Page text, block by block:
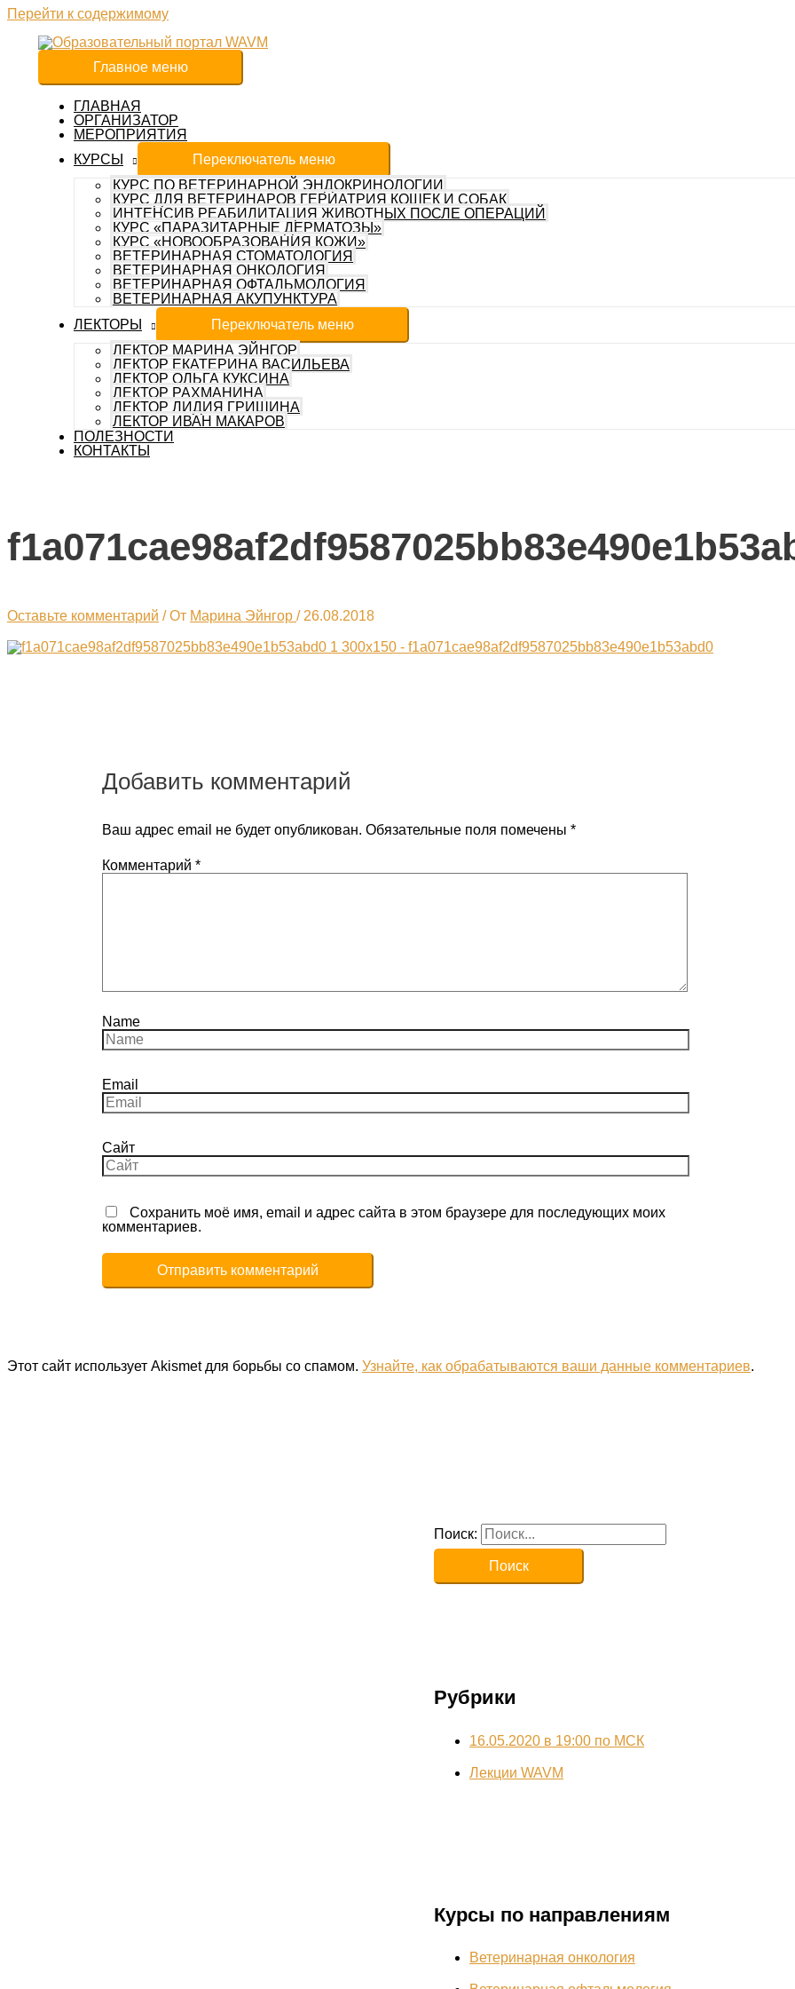
Перейти к содержимому
Главное меню
ГЛАВНАЯ
ОРГАНИЗАТОР
МЕРОПРИЯТИЯ
КУРСЫ
Переключатель меню
КУРС ПО ВЕТЕРИНАРНОЙ ЭНДОКРИНОЛОГИИ
КУРС ДЛЯ ВЕТЕРИНАРОВ ГЕРИАТРИЯ КОШЕК И СОБАК
ИНТЕНСИВ РЕАБИЛИТАЦИЯ ЖИВОТНЫХ ПОСЛЕ ОПЕРАЦИЙ
КУРС «ПАРАЗИТАРНЫЕ ДЕРМАТОЗЫ»
КУРС «НОВООБРАЗОВАНИЯ КОЖИ»
ВЕТЕРИНАРНАЯ СТОМАТОЛОГИЯ
ВЕТЕРИНАРНАЯ ОНКОЛОГИЯ
ВЕТЕРИНАРНАЯ ОФТАЛЬМОЛОГИЯ
ВЕТЕРИНАРНАЯ АКУПУНКТУРА
ЛЕКТОРЫ
Переключатель меню
ЛЕКТОР МАРИНА ЭЙНГОР
ЛЕКТОР ЕКАТЕРИНА ВАСИЛЬЕВА
ЛЕКТОР ОЛЬГА КУКСИНА
ЛЕКТОР РАХМАНИНА
ЛЕКТОР ЛИДИЯ ГРИШИНА
ЛЕКТОР ИВАН МАКАРОВ
ПОЛЕЗНОСТИ
КОНТАКТЫ
Оставьте комментарий / От Марина Эйнгор / 26.08.2018
Добавить комментарий
Ваш адрес email не будет опубликован. Обязательные поля помечены *
Комментарий *
Name
Email
Сайт
Сохранить моё имя, email и адрес сайта в этом браузере для последующих моих
комментариев.
Этот сайт использует Akismet для борьбы со спамом. Узнайте, как обрабатываются ваши данные комментариев.
Поиск:
Рубрики
16.05.2020 в 19:00 по МСК
Лекции WAVM
Курсы по направлениям
Ветеринарная онкология